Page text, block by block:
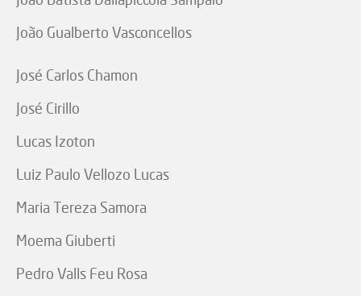
João Gualberto Vasconcellos
José Carlos Chamon
José Cirillo
Lucas Izoton
Luiz Paulo Vellozo Lucas
Maria Tereza Samora
Moema Giuberti
Pedro Valls Feu Rosa